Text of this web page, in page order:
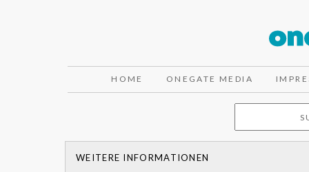
HOME ONEGATE MEDIA
WEITERE INFORMATIONEN